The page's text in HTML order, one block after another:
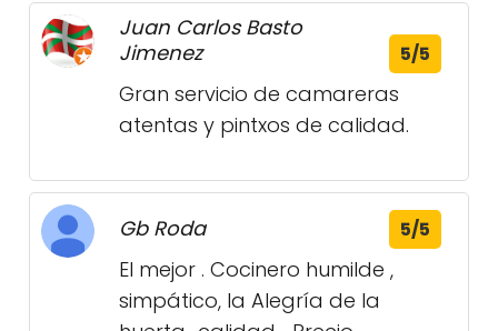
Juan Carlos Basto
Jimenez
5/5
Gran servicio de camareras
atentas y pintxos de calidad.
Gb Roda 5/5
El mejor . Cocinero humilde ,
simpático, la Alegría de la